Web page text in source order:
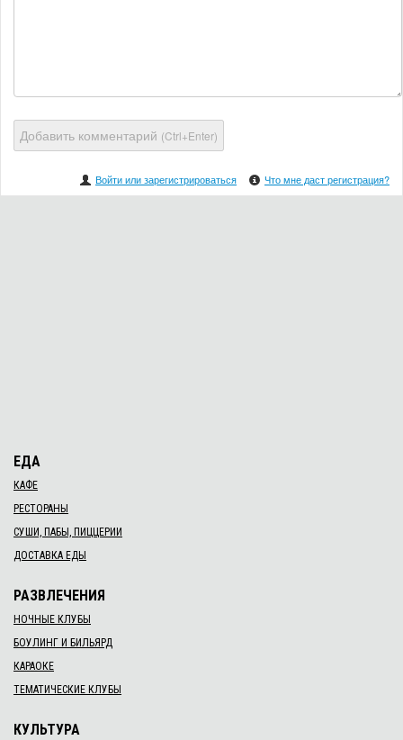
Добавить комментарий (Ctrl+Enter)
Войти или зарегистрироваться Что мне даст регистрация?
ЕДА
КАФЕ
РЕСТОРАНЫ
СУШИ, ПАБЫ, ПИЦЦЕРИИ
ДОСТАВКА ЕДЫ
РАЗВЛЕЧЕНИЯ
НОЧНЫЕ КЛУБЫ
БОУЛИНГ И БИЛЬЯРД
КАРАОКЕ
ТЕМАТИЧЕСКИЕ КЛУБЫ
КУЛЬТУРА